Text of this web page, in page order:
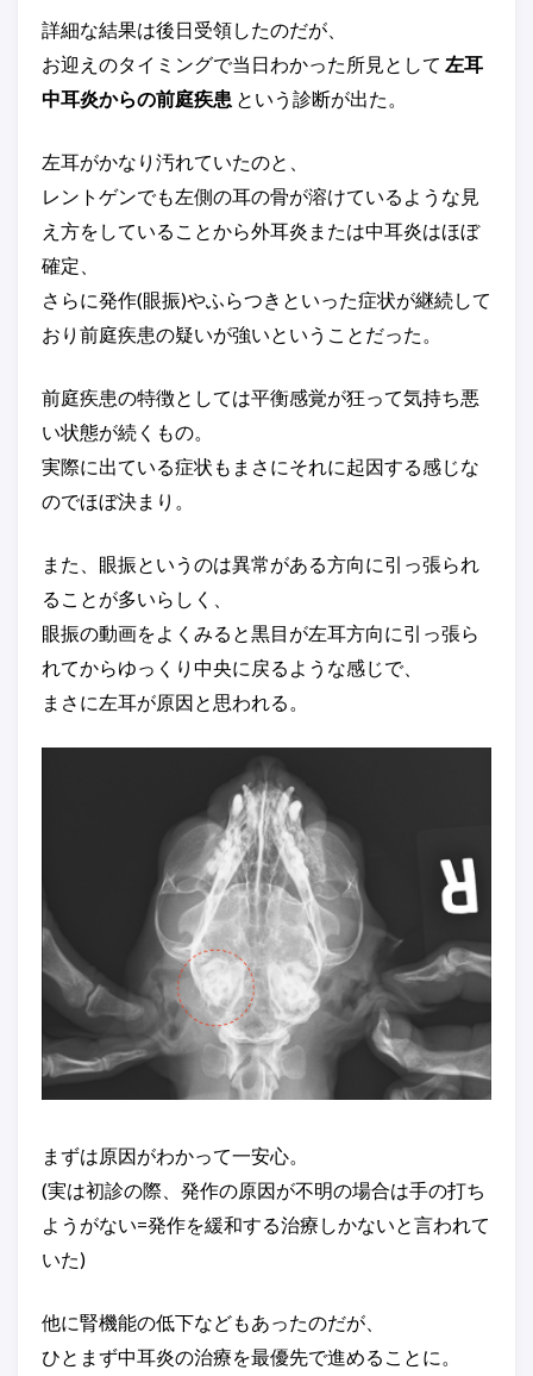
詳細な結果は後日受領したのだが、
お迎えのタイミングで当日わかった所見として 左耳
中耳炎からの前庭疾患 という診断が出た。
左耳がかなり汚れていたのと、
レントゲンでも左側の耳の骨が溶けているような見
え方をしていることから外耳炎または中耳炎はほぼ
確定、
さらに発作(眼振)やふらつきといった症状が継続して
おり前庭疾患の疑いが強いということだった。
前庭疾患の特徴としては平衡感覚が狂って気持ち悪
い状態が続くもの。
実際に出ている症状もまさにそれに起因する感じな
のでほぼ決まり。
また、眼振というのは異常がある方向に引っ張られ
ることが多いらしく、
眼振の動画をよくみると黒目が左耳方向に引っ張ら
れてからゆっくり中央に戻るような感じで、
まさに左耳が原因と思われる。
まずは原因がわかって一安心。
(実は初診の際、発作の原因が不明の場合は手の打ち
ようがない=発作を緩和する治療しかないと言われて
いた)
他に腎機能の低下などもあったのだが、
ひとまず中耳炎の治療を最優先で進めることに。